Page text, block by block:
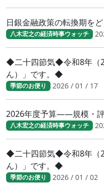
日銀金融政策の転換期を
八木宏之の経済時事ウォッチ
◆二十四節気◆令和8年（
ん）」です。◆
季節のお便り 2026 / 01 / 17
2026年度予算――規模・
八木宏之の経済時事ウォッチ
◆二十四節気◆令和8年（
ん）」です。◆
季節のお便り 2026 / 01 / 02